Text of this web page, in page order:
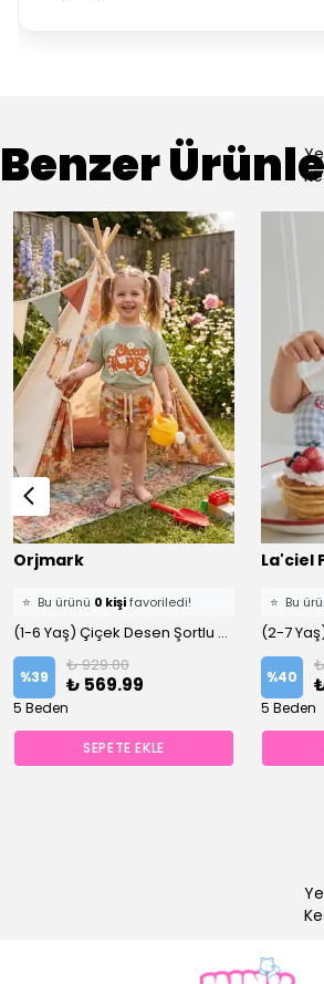
Benzer
Orjmark
⭐️ Bu ürünü 0 kişifavoriledi!
🛒 0 kişisepetine ekledi!
✅ Bugün0 adet
(1-6 Yaş) Çiçek Desen Şortlu %100 Pamuklu Altüst Takım
%39
₺ 929.00
₺ 569.99
5 Beden
SEPETE EKLE
La'ciel
⭐️ Bu
🛒 0 kişi
✅
%40
5 Beden